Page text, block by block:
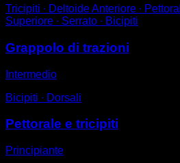
Tricipiti ∙ Deltoide Anteriore ∙
Superiore ∙ Serrato ∙ Bicipiti
Grappolo di trazioni
Intermedio
Bicipiti ∙ Dorsali
Pettorale e tricipiti
Principiante